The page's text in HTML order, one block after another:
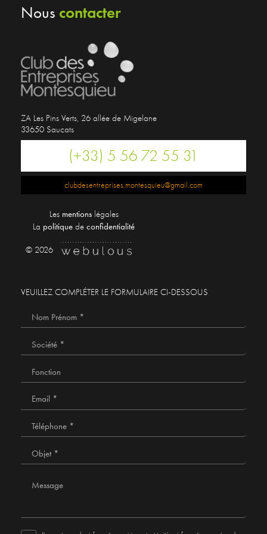
Nous contacter
ZA Les Pins Verts, 26 allée de Migelane
33650 Saucats
(+33) 5 56 72 55 31
clubdesentreprises.montesquieu@gmail.com
Les mentions légales
La politique de confidentialité
© 2026
VEUILLEZ COMPLÉTER LE FORMULAIRE CI-DESSOUS